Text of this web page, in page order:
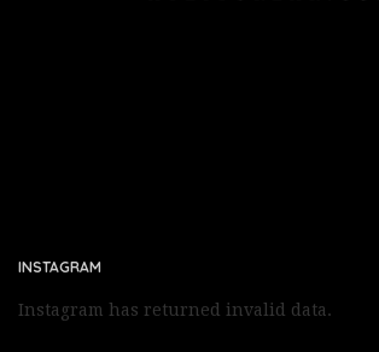
INSTAGRAM
Instagram has returned invalid data.